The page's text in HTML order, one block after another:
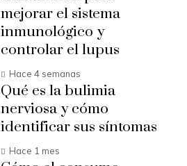
mejorar el sistema
inmunológico y
controlar el lupus
Hace 4 semanas
Qué es la bulimia
nerviosa y cómo
identificar sus síntomas
Hace 1 mes